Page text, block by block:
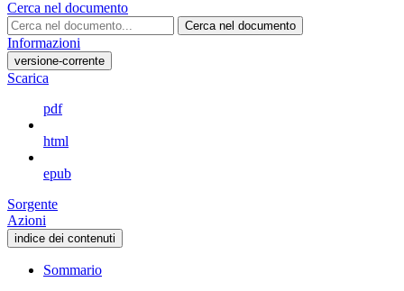
Cerca nel documento
Cerca nel documento
Informazioni
versione-corrente
Scarica
pdf
html
epub
Sorgente
Azioni
indice dei contenuti
Sommario